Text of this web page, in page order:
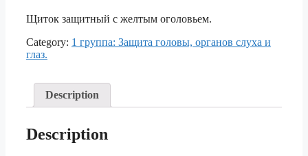
Щиток защитный с желтым оголовьем.
Category: 1 группа: Защита головы, органов слуха и
глаз.
Description
Description